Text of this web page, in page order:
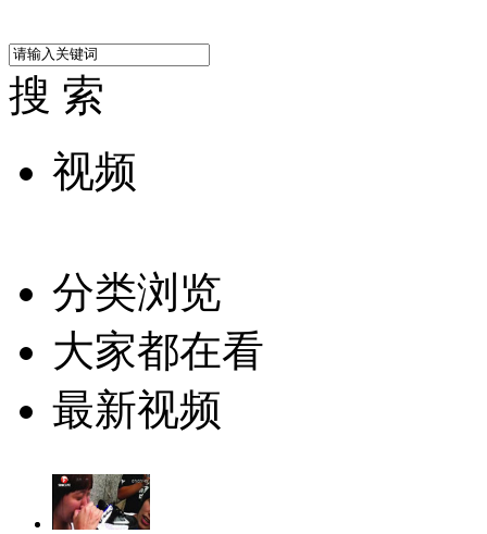
搜 索
视频
分类浏览
大家都在看
最新视频